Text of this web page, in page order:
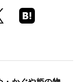
Hatena
Boo